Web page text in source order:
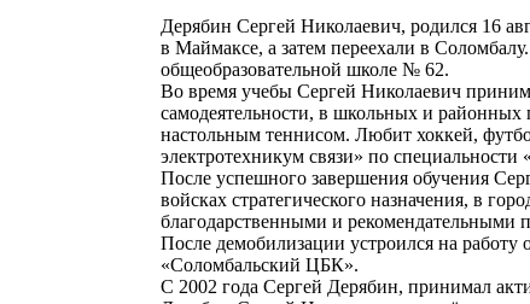
Дерябин Сергей Николаевич, родился 16
в Маймаксе, а затем переехали в
общеобразовательной школе № 62.
Во время учебы Сергей Николаевич
самодеятельности, в школьных и
настольным теннисом. Любит хоккей,
электротехникум связи» по специальности
После успешного завершения обучения
войсках стратегического назначения, в
благодарственными и
После демобилизации устроился на
«Соломбальский ЦБК».
С 2002 года Сергей Дерябин, принимал